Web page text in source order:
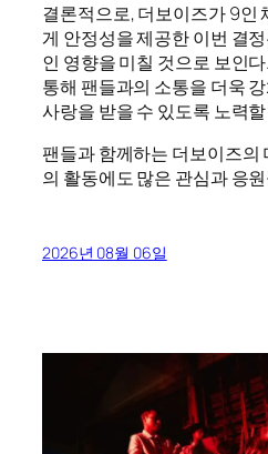
결론적으로, 더보이즈가 9인
게 안정성을 제공한 이번 결
인 영향을 미칠 것으로 보인
통해 팬들과의 소통을 더욱
사랑을 받을 수 있도록 노력
팬들과 함께하는 더보이즈의
의 활동에도 많은 관심과 응
2026년 08월 06일